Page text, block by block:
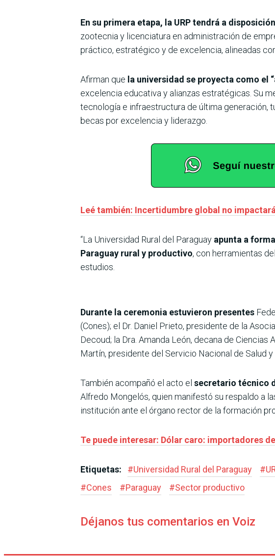
En su primera etapa, la URP tendrá a
zootecnia y licenciatura en administración de
práctico, estratégico y de excelencia, alineadas
Afirman que la universidad se proyecta como el
excelencia educativa y alianzas estratégicas. Su
tecnología e infraestructura de última generación,
becas por excelencia y liderazgo.
Leé también: Incertidumbre global no
“La Universidad Rural del Paraguay apunta a
Paraguay rural y productivo, con herramientas
estudios.
Durante la ceremonia estuvieron presentes
(Cones); el Dr. Daniel Prieto, presidente de la
Decoud; la Dra. Amanda León, decana de
Martín, presidente del Servicio Nacional de Salud y
También acompañó el acto el secretario técnico
Alfredo Mongelós, quien manifestó su respaldo a
institución ante el órgano rector de la formación
Te puede interesar: Dólar caro: importadores
Etiquetas: #Universidad Rural del Paraguay #
#Cones #Paraguay #Sector productivo
Déjanos tus comentarios en Voiz